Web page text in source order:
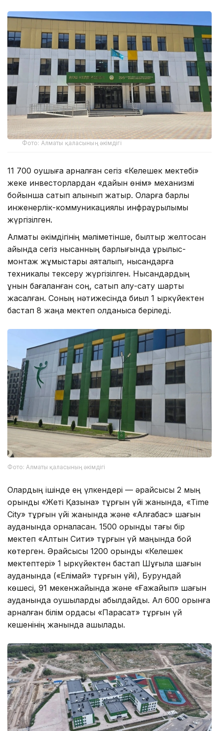
Фото: Алматы қаласының әкімдігі
11 700 оқушыға арналған сегіз «Келешек мектебі»
жеке инвесторлардан «дайын өнім» механизмі
бойынша сатып алынып жатыр. Оларға барлық
инженерлік-коммуникациялық инфрақұрылымы
жүргізілген.
Алматы әкімдігінің мәліметінше, былтыр желтоқсан
айында сегіз нысанның барлығында құрылыс-
монтаж жұмыстары аяқталып, нысандарға
техникалық тексеру жүргізілген. Нысандардың
құнын бағаланған соң, сатып алу-сату шарты
жасалған. Соның нәтижесінда биыл 1 қыркүйектен
бастап 8 жаңа мектеп қолданысқа беріледі.
Фото: Алматы қаласының әкімдігі
Олардың ішінде ең үлкендері — әрқайсысы 2 мың
орындық «Жеті Қазына» тұрғын үйі жанында, «Time
City» тұрғын үйі жанында және «Алғабас» шағын
ауданында орналасқан. 1500 орындық тағы бір
мектеп «Алтын Сити» тұрғын үй маңында бой
көтерген. Әрқайсысы 1200 орындық «Келешек
мектептері» 1 қыркүйектен бастап Шұғыла шағын
ауданында («Елімай» тұрғын үйі), Бурундай
көшесі, 91 мекенжайында және «Ғажайып» шағын
ауданында оқушыларды қабылдайды. Ал 600 орынға
арналған білім ордасы «Парасат» тұрғын үй
кешенінің жанында ашылады.